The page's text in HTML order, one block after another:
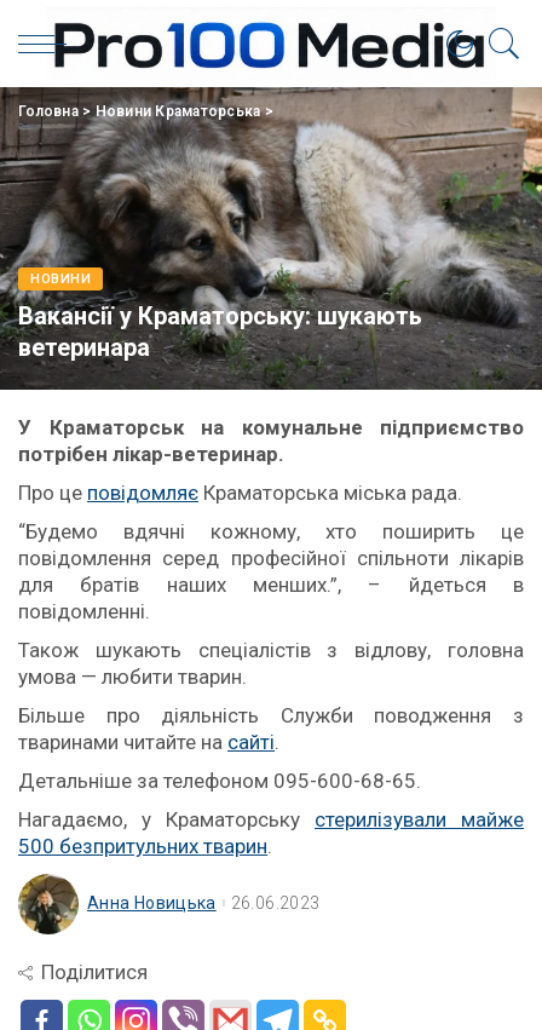
Головна> Новини Краматорська>
НОВИНИ
Вакансії у Краматорську: шукають
ветеринара
У Краматорськ на комунальне підприємство
потрібен лікар-ветеринар.
Про це повідомляє Краматорська міська рада.
“Будемо вдячні кожному, хто поширить це
повідомлення серед професійної спільноти лікарів
для братів наших менших.”, – йдеться в
повідомленні.
Також шукають спеціалістів з відлову, головна
умова — любити тварин.
Більше про діяльність Служби поводження з
тваринами читайте на сайті.
Детальніше за телефоном 095-600-68-65.
Нагадаємо, у Краматорську стерилізували майже
500 безпритульних тварин.
Анна Новицька 26.06.2023
Поділитися